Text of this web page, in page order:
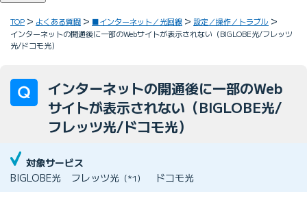
TOP よくある質問 ■インターネット／光回線
設定／操作／トラブル
インターネットの開通後に一部のWebサイトが表示されない（BIGLOBE光/フレッツ
光/ドコモ光）
インターネットの開通後に一部のWeb
サイトが表示されない（BIGLOBE光/
フレッツ光/ドコモ光）
対象サービス
BIGLOBE光
フレッツ光 （*1） ドコモ光